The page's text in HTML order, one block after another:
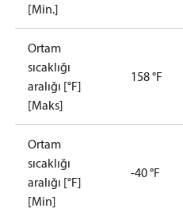
[Min.]
Ortam
sıcaklığı
aralığı [°F]
[Maks]
158 °F
Ortam
sıcaklığı
aralığı [°F]
[Min]
-40 °F